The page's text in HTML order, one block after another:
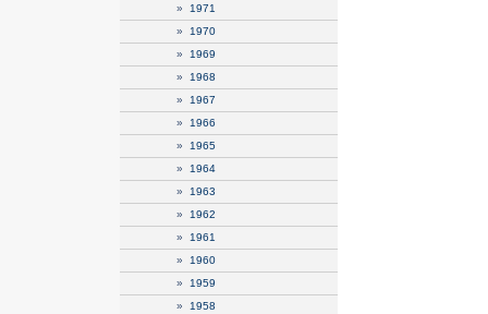
» 1971
» 1970
» 1969
» 1968
» 1967
» 1966
» 1965
» 1964
» 1963
» 1962
» 1961
» 1960
» 1959
» 1958